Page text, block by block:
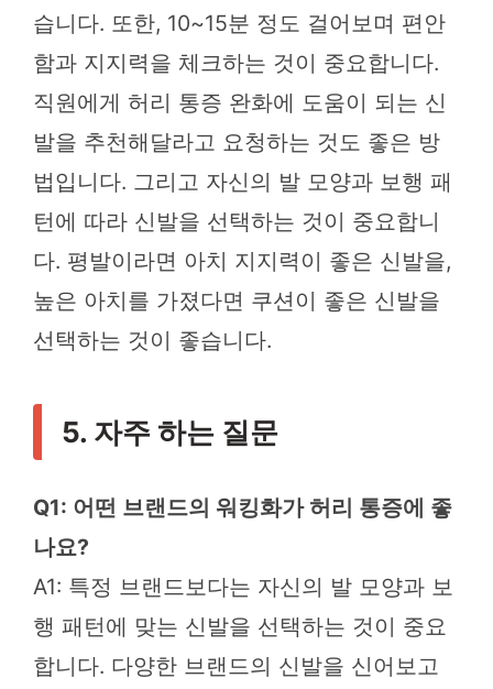
습니다. 또한, 10~15분 정도 걸어보며 편안
함과 지지력을 체크하는 것이 중요합니다.
직원에게 허리 통증 완화에 도움이 되는 신
발을 추천해달라고 요청하는 것도 좋은 방
법입니다. 그리고 자신의 발 모양과 보행 패
턴에 따라 신발을 선택하는 것이 중요합니
다. 평발이라면 아치 지지력이 좋은 신발을,
높은 아치를 가졌다면 쿠션이 좋은 신발을
선택하는 것이 좋습니다.
5. 자주 하는 질문
Q1: 어떤 브랜드의 워킹화가 허리 통증에 좋
나요?
A1: 특정 브랜드보다는 자신의 발 모양과 보
행 패턴에 맞는 신발을 선택하는 것이 중요
합니다. 다양한 브랜드의 신발을 신어보고